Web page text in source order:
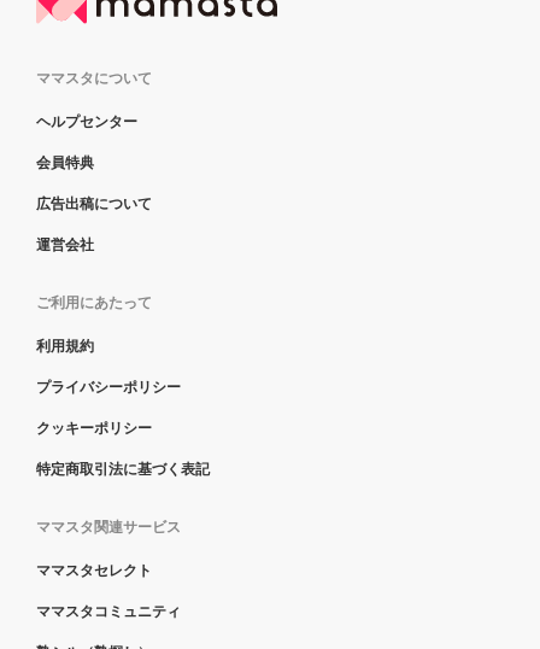
ママスタについて
ヘルプセンター
会員特典
広告出稿について
運営会社
ご利用にあたって
利用規約
プライバシーポリシー
クッキーポリシー
特定商取引法に基づく表記
ママスタ関連サービス
ママスタセレクト
ママスタコミュニティ